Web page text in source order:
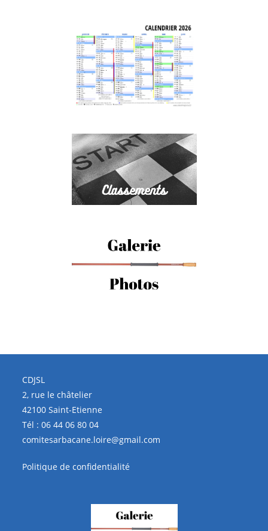
CDJSL
2, rue le châtelier
42100 Saint-Etienne
Tél :06 44 06 80 04
comitesarbacane.loire@gmail.com
Politique de confidentialité